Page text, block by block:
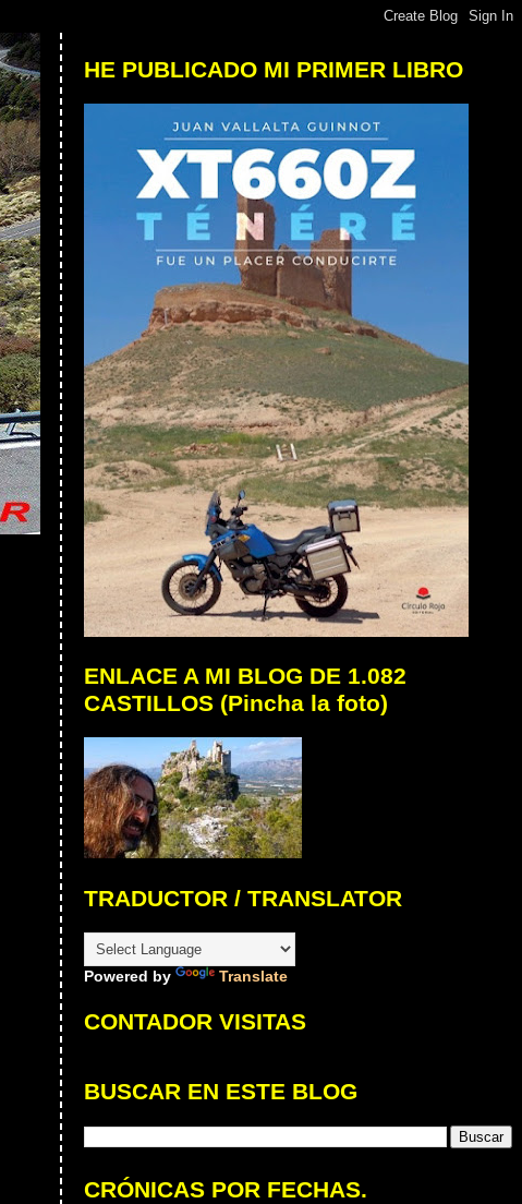
HE PUBLICADO MI PRIMER LIBRO
ENLACE A MI BLOG DE 1.082
CASTILLOS (Pincha la foto)
TRADUCTOR / TRANSLATOR
Powered by Translate
CONTADOR VISITAS
BUSCAR EN ESTE BLOG
CRÓNICAS POR FECHAS.